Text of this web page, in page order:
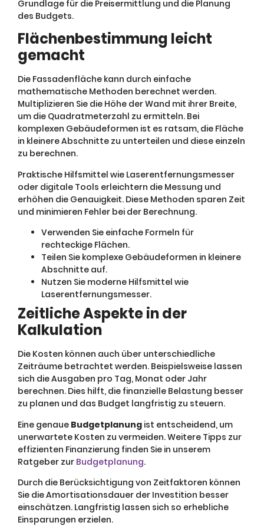
Grundlage für die Preisermittlung und die Planung
des Budgets.
Flächenbestimmung leicht
gemacht
Die Fassadenfläche kann durch einfache
mathematische Methoden berechnet werden.
Multiplizieren Sie die Höhe der Wand mit ihrer Breite,
um die Quadratmeterzahl zu ermitteln. Bei
komplexen Gebäudeformen ist es ratsam, die Fläche
in kleinere Abschnitte zu unterteilen und diese einzeln
zu berechnen.
Praktische Hilfsmittel wie Laserentfernungsmesser
oder digitale Tools erleichtern die Messung und
erhöhen die Genauigkeit. Diese Methoden sparen Zeit
und minimieren Fehler bei der Berechnung.
Verwenden Sie einfache Formeln für
rechteckige Flächen.
Teilen Sie komplexe Gebäudeformen in kleinere
Abschnitte auf.
Nutzen Sie moderne Hilfsmittel wie
Laserentfernungsmesser.
Zeitliche Aspekte in der
Kalkulation
Die Kosten können auch über unterschiedliche
Zeiträume betrachtet werden. Beispielsweise lassen
sich die Ausgaben pro Tag, Monat oder Jahr
berechnen. Dies hilft, die finanzielle Belastung besser
zu planen und das Budget langfristig zu steuern.
Eine genaue Budgetplanung ist entscheidend, um
unerwartete Kosten zu vermeiden. Weitere Tipps zur
effizienten Finanzierung finden Sie in unserem
Ratgeber zur Budgetplanung.
Durch die Berücksichtigung von Zeitfaktoren können
Sie die Amortisationsdauer der Investition besser
einschätzen. Langfristig lassen sich so erhebliche
Einsparungen erzielen.